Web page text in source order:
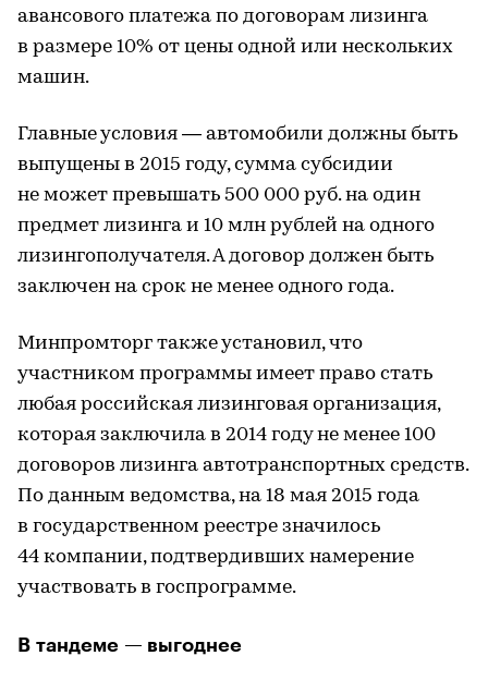
авансового платежа по договорам лизинга
в размере 10% от цены одной или нескольких
машин.
Главные условия — автомобили должны быть
выпущены в 2015 году, сумма субсидии
не может превышать 500 000 руб. на один
предмет лизинга и 10 млн рублей на одного
лизингополучателя. А договор должен быть
заключен на срок не менее одного года.
Минпромторг также установил, что
участником программы имеет право стать
любая российская лизинговая организация,
которая заключила в 2014 году не менее 100
договоров лизинга автотранспортных средств.
По данным ведомства, на 18 мая 2015 года
в государственном реестре значилось
44 компании, подтвердивших намерение
участвовать в госпрограмме.
В тандеме — выгоднее